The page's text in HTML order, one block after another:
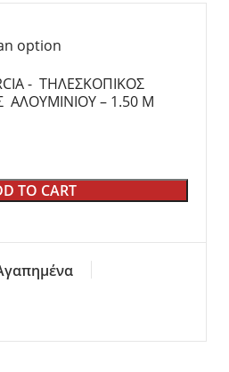
option
- ΤΗΛΕΣΚΟΠΙΚΟΣ
ΑΛΟΥΜΙΝΙΟΥ – 1.50 Μ
TO CART